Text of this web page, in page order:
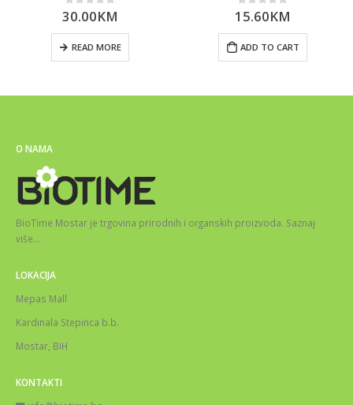
0 out of 5
30.00KM
READ MORE
0 out of 5
15.60KM
ADD TO CART
O NAMA
BioTime Mostar je trgovina prirodnih i organskih proizvoda. Saznaj
više…
LOKACIJA
Mepas Mall
Kardinala Stepinca b.b.
Mostar, BiH
KONTAKTI